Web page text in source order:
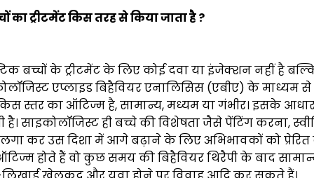
का ट्रीटमेंट किस तरह से किया जाता है ?
बच्चों के ट्रीटमेंट के लिए कोई दवा या इंजेक्शन नहीं है
एप्लाइड बिहैवियर एनालिसिस (एबीए) के माध्यम
स्तर का ऑटिज्म है, सामान्य, मध्यम या गंभीर। इसके आधार
है। साइकोलॉजिस्ट ही बच्चे की विशेषता जैसे पेंटिंग करना,
कर उस दिशा में आगे बढ़ाने के लिए अभिभावकों को प्रेरित
होते हैं वो कुछ समय की बिहैवियर थिरैपी के बाद